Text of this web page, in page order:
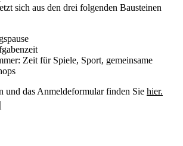
sich aus den drei folgenden Bausteinen
Zeit für Spiele, Sport, gemeinsame
und das Anmeldeformular finden Sie hier.